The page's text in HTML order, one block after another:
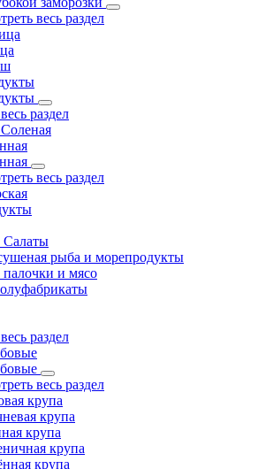
весь раздел
раздел
весь раздел
Салаты
рыба и морепродукты
и мясо
раздел
весь раздел
крупа
крупа
крупа
крупа
крупа